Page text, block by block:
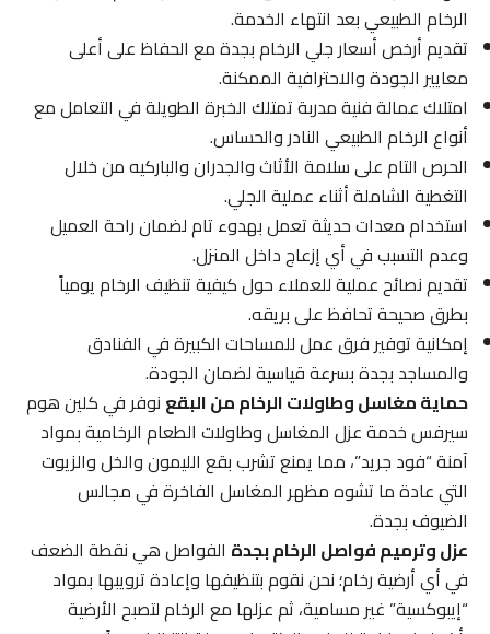
الرخام الطبيعي بعد انتهاء الخدمة.
تقديم أرخص أسعار جلي الرخام بجدة مع الحفاظ على أعلى
معايير الجودة والاحترافية الممكنة.
امتلاك عمالة فنية مدربة تمتلك الخبرة الطويلة في التعامل مع
أنواع الرخام الطبيعي النادر والحساس.
الحرص التام على سلامة الأثاث والجدران والباركيه من خلال
التغطية الشاملة أثناء عملية الجلي.
استخدام معدات حديثة تعمل بهدوء تام لضمان راحة العميل
وعدم التسبب في أي إزعاج داخل المنزل.
تقديم نصائح عملية للعملاء حول كيفية تنظيف الرخام يومياً
بطرق صحيحة تحافظ على بريقه.
إمكانية توفير فرق عمل للمساحات الكبيرة في الفنادق
والمساجد بجدة بسرعة قياسية لضمان الجودة.
حماية مغاسل وطاولات الرخام من البقعنوفر في كلين هوم
سيرفس خدمة عزل المغاسل وطاولات الطعام الرخامية بمواد
آمنة “فود جريد”، مما يمنع تشرب بقع الليمون والخل والزيوت
التي عادة ما تشوه مظهر المغاسل الفاخرة في مجالس
الضيوف بجدة.
عزل وترميم فواصل الرخام بجدةالفواصل هي نقطة الضعف
في أي أرضية رخام؛ نحن نقوم بتنظيفها وإعادة ترويبها بمواد
“إيبوكسية” غير مسامية، ثم عزلها مع الرخام لتصبح الأرضية